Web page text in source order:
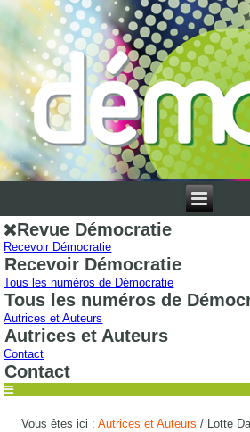
Revue Démocratie
Recevoir Démocratie
Recevoir Démocratie
Tous les numéros de Démocratie
Tous les numéros de
Autrices et Auteurs
Autrices et Auteurs
Contact
Contact
Vous êtes ici :Autrices et Auteurs / Lotte